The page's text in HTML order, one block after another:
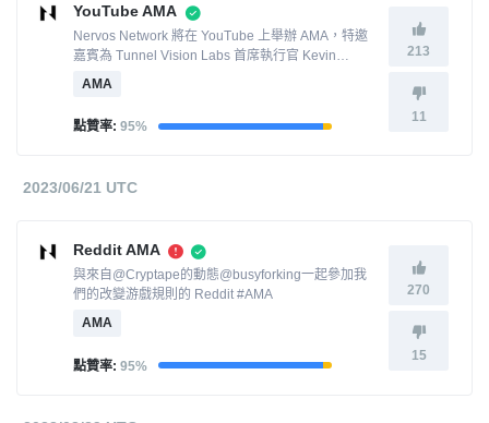
YouTube AMA
Nervos Network 將在 YouTube 上舉辦 AMA，特邀
嘉賓為 Tunnel Vision Labs 首席執行官 Kevin
Wang。
AMA
點贊率: 95%
213
11
2023/06/21 UTC
Reddit AMA
與來自@Cryptape的動態@busyforking一起參加我
們的改變游戲規則的 Reddit #AMA
AMA
點贊率: 95%
270
15